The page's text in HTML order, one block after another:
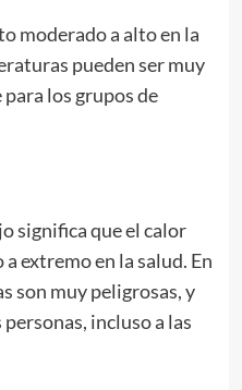
moderado a alto en la
pueden ser muy
los grupos de
significa que el calor
extremo en la salud. En
son muy peligrosas, y
incluso a las